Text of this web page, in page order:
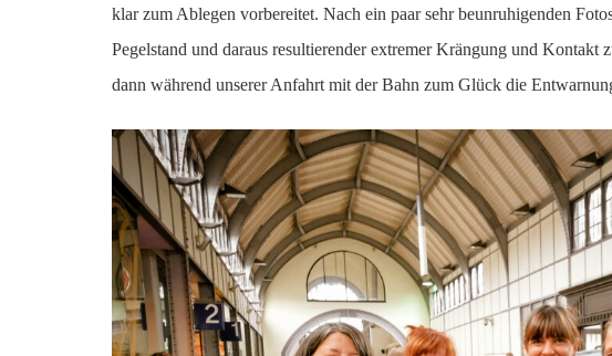
klar zum Ablegen vorbereitet. Nach ein paar sehr beunruhigenden
Pegelstand und daraus resultierender extremer Krängung und
dann während unserer Anfahrt mit der Bahn zum Glück die